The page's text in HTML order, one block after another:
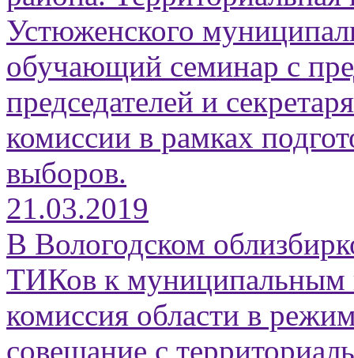
Устюженского
обучающий семинар с
председателей и
комиссии в рамках
выборов.
21.03.2019
В Вологодском
ТИКов к муниципальным
комиссия области в
совещание с